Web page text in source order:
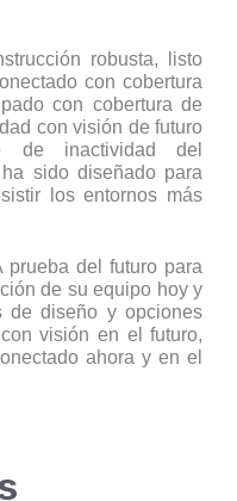
robusta, listo
con cobertura
con cobertura de
con visión de futuro
de inactividad del
sido diseñado para
los entornos más
prueba del futuro para
de su equipo hoy y
de diseño y opciones
visión en el futuro,
ahora y en el